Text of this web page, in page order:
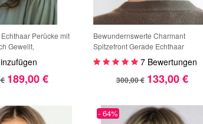
Perücke mit
Gewellt,
Human Hair
Look für Damen
189,00 €
Bewundernswerte Charmant
Spitzefront Gerade Echthaar
Perücke
7 Bewertungen
300,00 € 133,00 €
- 64%